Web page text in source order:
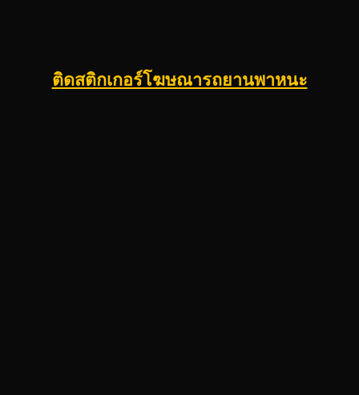
ติดสติกเกอร์โฆษณารถยานพาหนะ